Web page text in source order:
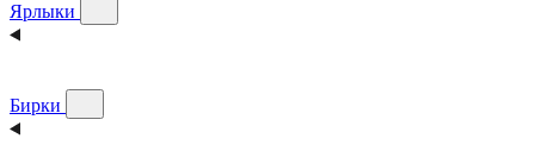
Ярлыки
Бирки